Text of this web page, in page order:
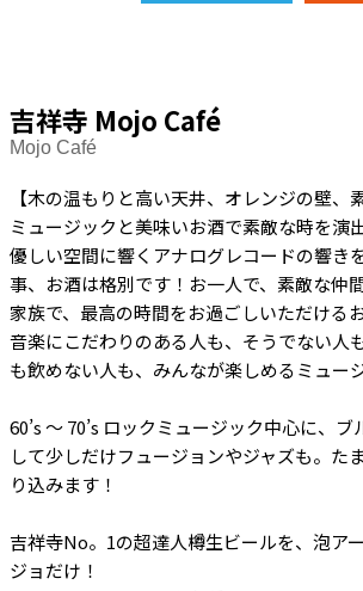
吉祥寺 Mojo Café
Mojo Café
【木の温もりと高い天井、オレンジの壁、
ミュージックと美味いお酒で素敵な時を演
優しい空間に響くアナログレコードの響き
事、お酒は格別です！お一人で、素敵な仲
家族で、最高の時間をお過ごしいただけるお
音楽にこだわりのある人も、そうでない人
も飲めない人も、みんなが楽しめるミュー
60’s ～ 70’s ロックミュージック中心に、
して少しだけフュージョンやジャズも。た
り込みます！
吉祥寺No。1の超達人樽生ビールを、泡ア
ジョだけ！